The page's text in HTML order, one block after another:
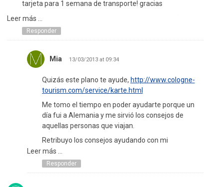
tarjeta para 1 semana de transporte! gracias
Hacen actividades especiales, sobre todo para niños en
Semana Santa ¿quien me podría informar.
Gracias
Ana
Leer más ...
Responder
Mia 13/03/2013 at 09:34
Quizás este plano te ayude, http://www.cologne-
tourism.com/service/karte.html
Me tomo el tiempo en poder ayudarte porque un
día fui a Alemania y me sirvió los consejos de
aquellas personas que viajan.
Retribuyo los consejos ayudando con mi
experiencia en mi viaje a Alemania, Espero que
cuando regreses de Alemania puedas aportar con
muchos consejos. No entres a páginas solo para
Leer más ...
Responder